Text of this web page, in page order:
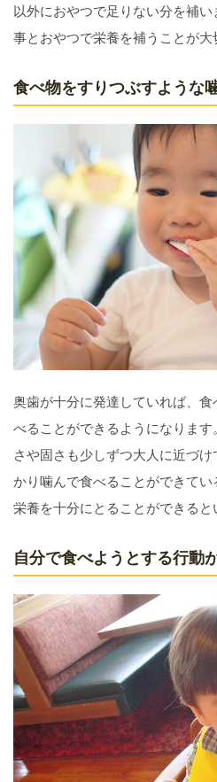
以外におやつで足りない分を補
事とおやつで栄養を補うことが大
食べ物をすりつぶすような
奥歯が十分に発達していれば、
べることができるようになりま
さや固さも少しずつ大人に近づ
かり噛んで食べることができて
栄養を十分にとることができると
自分で食べようとする行動